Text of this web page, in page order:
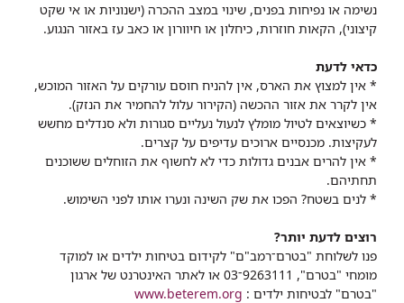
נשימה או נפיחות בפנים, שינוי במצב ההכרה (ישנוניות או אי שקט
קיצוני), הקאות חוזרות, כיחלון או חיוורון או כאב עז באזור הנגוע.
כדאי לדעת
* אין למצוץ את הארס, אין להניח חוסם עורקים על האזור המוכש,
אין לקרר את אזור ההכשה (הקירור עלול להחמיר את הנזק).
* כשיוצאים לטיול מומלץ לנעול נעליים סגורות ולא סנדלים מחשש
לעקיצות. מכנסיים ארוכים עדיפים על קצרים.
* אין להרים אבנים גדולות כדי לא לחשוף את הזוחלים ששוכנים
תחתיהם.
* לנים בשטח? הפכו את שק השינה ונערו אותו לפני השימוש.
רוצים לדעת יותר?
פנו לשלוחת "בטרם־רמב"ם" לקידום בטיחות ילדים או למוקד
מומחי "בטרם", 9263111־03
או לאתר האינטרנט של ארגון
"בטרם" לבטיחות ילדים : www.beterem.org